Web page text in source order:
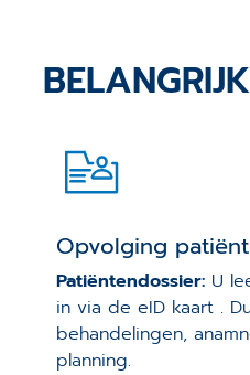
Opvolging
Patiëntendossier: U
in via de eID kaart .
behandelingen,
planning.